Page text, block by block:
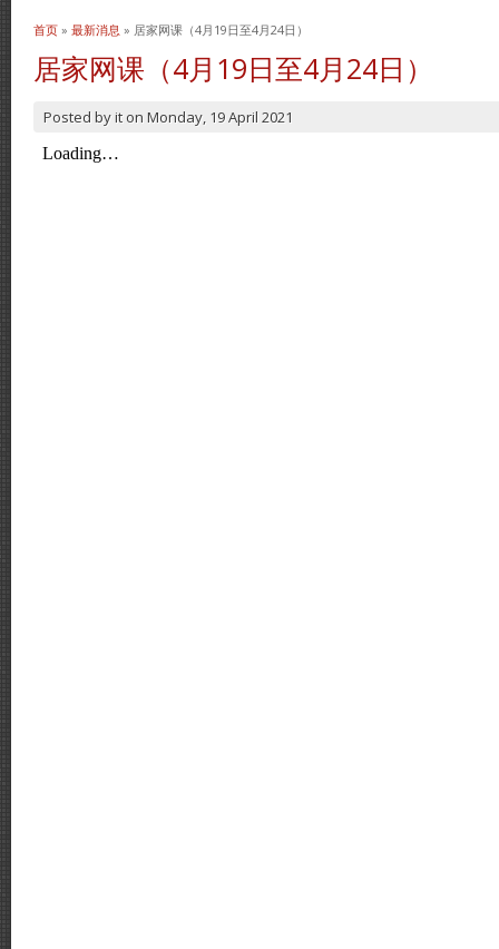
当前位置
首页 » 最新消息 » 居家网课（4月19日至4月24日）
居家网课（4月19日至4月24日）
Posted byit on Monday, 19 April 2021